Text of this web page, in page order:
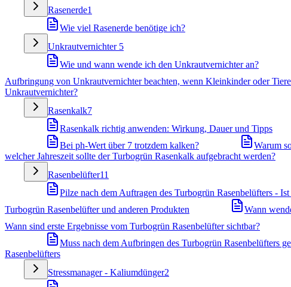
Rasenerde1
Wie viel Rasenerde benötige ich?
Unkrautvernichter 5
Wie und wann wende ich den Unkrautvernichter an?
Aufbringung von Unkrautvernichter beachten, wenn Kleinkinder oder
Unkrautvernichter?
Rasenkalk7
Rasenkalk richtig anwenden: Wirkung, Dauer und Tipps
Bei ph-Wert über 7 trotzdem kalken?
Warum
welcher Jahreszeit sollte der Turbogrün Rasenkalk aufgebracht werden?
Rasenbelüfter11
Pilze nach dem Auftragen des Turbogrün Rasenbelüfters -
Turbogrün Rasenbelüfter und anderen Produkten
Wann
Wann sind erste Ergebnisse vom Turbogrün Rasenbelüfter sichtbar?
Muss nach dem Aufbringen des Turbogrün Rasenbelüfters
Rasenbelüfters
Stressmanager - Kaliumdünger2